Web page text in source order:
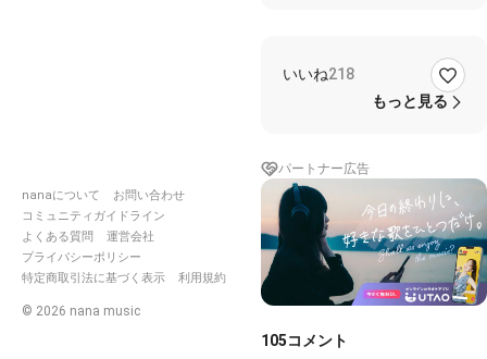
nanaについて
お問い合わせ
コミュニティガイドライン
よくある質問
運営会社
プライバシーポリシー
特定商取引法に基づく表示
利用規約
© 2026 nana music
曲の中で別の意味で出てく
るので、タイトルは
も歌っていただきありがと
うございます。
https://nana-
music.com/sounds/
思い出が散らばって取り出
いいね218
もっと見る
パートナー広告
105コメント